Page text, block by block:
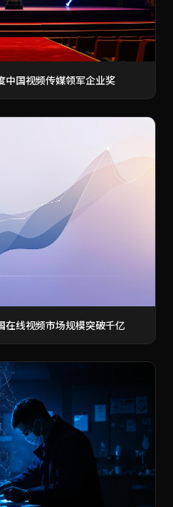
中国视频传媒领军企业奖
线视频市场规模突破千亿